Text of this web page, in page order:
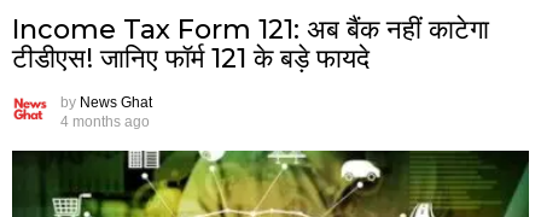
Income Tax Form 121: अब बैंक नहीं काटेगा
टीडीएस! जानिए फॉर्म 121 के बड़े फायदे
by News Ghat
4 months ago